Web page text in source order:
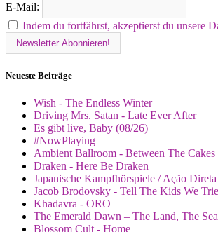
E-Mail:
Indem du fortfährst, akzeptierst du unsere
Neueste Beiträge
Wish - The Endless Winter
Driving Mrs. Satan - Late Ever After
Es gibt live, Baby (08/26)
#NowPlaying
Ambient Ballroom - Between The Cakes
Draken - Here Be Draken
Japanische Kampfhörspiele / Ação
Jacob Brodovsky - Tell The Kids We
Khadavra - ORO
The Emerald Dawn – The Land, The
Blossom Cult - Home